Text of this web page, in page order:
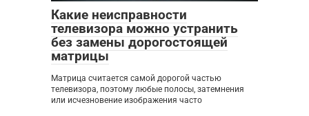
Какие неисправности
телевизора можно устранить
без замены дорогостоящей
матрицы
Матрица считается самой дорогой частью
телевизора, поэтому любые полосы, затемнения
или исчезновение изображения часто